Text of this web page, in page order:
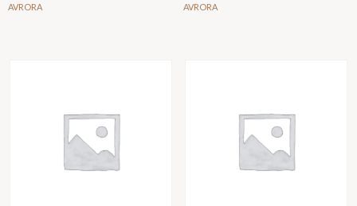
AVRORA AVRORA